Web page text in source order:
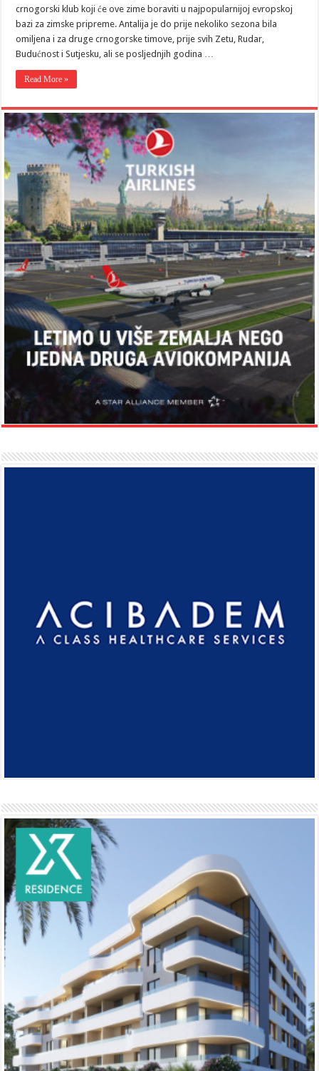
crnogorski klub koji će ove zime boraviti u najpopularnijoj evropskoj
bazi za zimske pripreme. Antalija je do prije nekoliko sezona bila
omiljena i za druge crnogorske timove, prije svih Zetu, Rudar,
Budućnost i Sutjesku, ali se posljednjih godina …
Read More »